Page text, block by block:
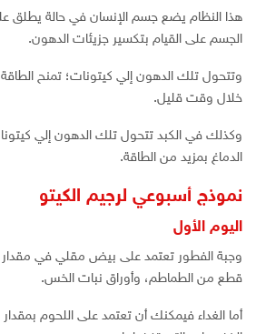
هذا النظام يضع جسم الإنسان في حالة يطلق
الجسم على القيام بتكسير جزيئات الدهون.
وتتحول تلك الدهون إلي كيتونات؛ تمنح
خلال وقت قليل.
وكذلك في الكبد تتحول تلك الدهون إلي
الدماغ بمزيد من الطاقة.
نموذج أسبوعي لرجيم الكيتو
اليوم الأول
وجبة الفطور تعتمد على بيض مقلي في مقدار
قطع من الطماطم، وأوراق نبات الخس.
أما الغداء فيمكنك أن تعتمد على اللحوم